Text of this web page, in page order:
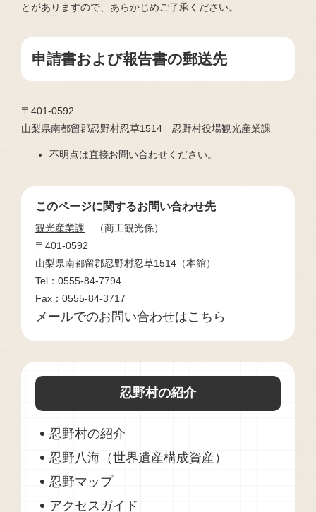
とがありますので、あらかじめご了承ください。
申請書および報告書の郵送先
〒401-0592
山梨県南都留郡忍野村忍草1514 忍野村役場観光産業課
不明点は直接お問い合わせください。
このページに関するお問い合わせ先
観光産業課
商工観光係
〒401-0592
山梨県南都留郡忍野村忍草1514（本館）
Tel：0555-84-7794
Fax：0555-84-3717
メールでのお問い合わせはこちら
忍野村の紹介
忍野村の紹介
忍野八海（世界遺産構成資産）
忍野マップ
アクセスガイド